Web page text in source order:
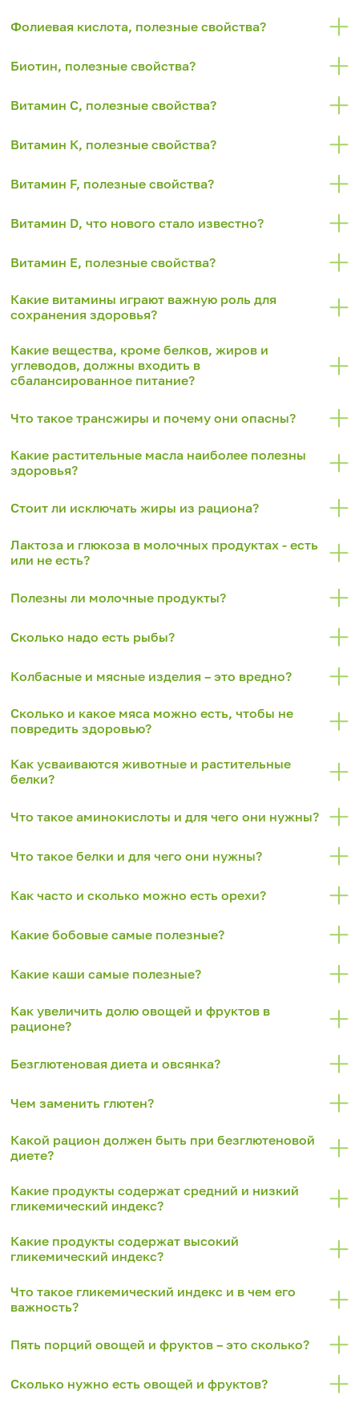
Фолиевая кислота, полезные свойства?
Биотин, полезные свойства?
Витамин С, полезные свойства?
Витамин К, полезные свойства?
Витамин F, полезные свойства?
Витамин D, что нового стало известно?
Витамин Е, полезные свойства?
Какие витамины играют важную роль для
сохранения здоровья?
Какие вещества, кроме белков, жиров и
углеводов, должны входить в
сбалансированное питание?
Что такое трансжиры и почему они опасны?
Какие растительные масла наиболее полезны
здоровья?
Стоит ли исключать жиры из рациона?
Лактоза и глюкоза в молочных продуктах - есть
или не есть?
Полезны ли молочные продукты?
Сколько надо есть рыбы?
Колбасные и мясные изделия – это вредно?
Сколько и какое мяса можно есть, чтобы не
повредить здоровью?
Как усваиваются животные и растительные
белки?
Что такое аминокислоты и для чего они нужны?
Что такое белки и для чего они нужны?
Как часто и сколько можно есть орехи?
Какие бобовые самые полезные?
Какие каши самые полезные?
Как увеличить долю овощей и фруктов в
рационе?
Безглютеновая диета и овсянка?
Чем заменить глютен?
Какой рацион должен быть при безглютеновой
диете?
Какие продукты содержат средний и низкий
гликемический индекс?
Какие продукты содержат высокий
гликемический индекс?
Что такое гликемический индекс и в чем его
важность?
Пять порций овощей и фруктов – это сколько?
Сколько нужно есть овощей и фруктов?